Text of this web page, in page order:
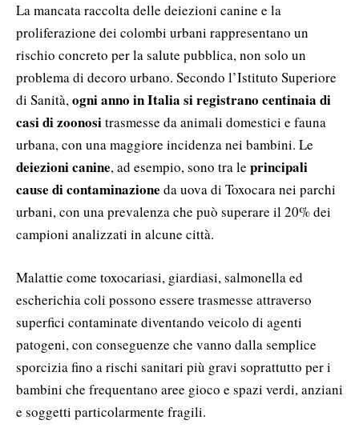
La mancata raccolta delle deiezioni canine e la
proliferazione dei colombi urbani rappresentano un
rischio concreto per la salute pubblica, non solo un
problema di decoro urbano. Secondo l’Istituto Superiore
di Sanità,ogni anno in Italia si registrano centinaia di
casi di zoonositrasmesse da animali domestici e fauna
urbana, con una maggiore incidenza nei bambini. Le
deiezioni canine, ad esempio, sono tra le principali
cause di contaminazione da uova di Toxocara nei parchi
urbani, con una prevalenza che può superare il 20% dei
campioni analizzati in alcune città.
Malattie come toxocariasi, giardiasi, salmonella ed
escherichia coli possono essere trasmesse attraverso
superfici contaminate diventando veicolo di agenti
patogeni, con conseguenze che vanno dalla semplice
sporcizia fino a rischi sanitari più gravi soprattutto per i
bambini che frequentano aree gioco e spazi verdi, anziani
e soggetti particolarmente fragili.